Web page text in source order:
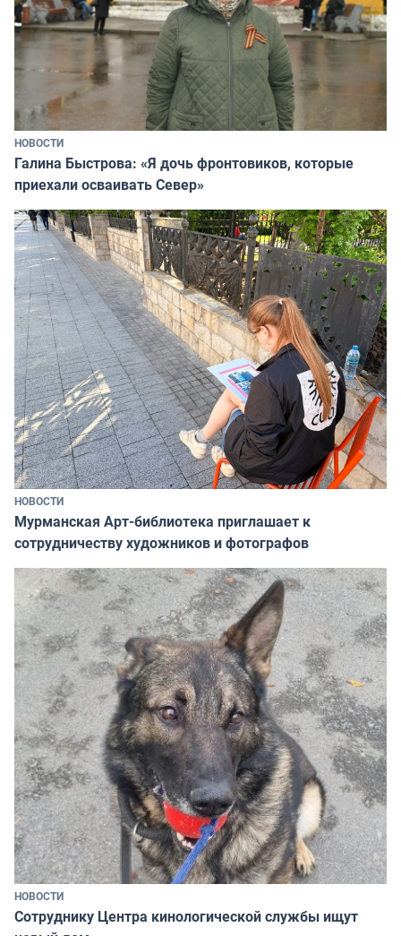
НОВОСТИ
Галина Быстрова: «Я дочь фронтовиков, которые
приехали осваивать Север»
НОВОСТИ
Мурманская Арт-библиотека приглашает к
сотрудничеству художников и фотографов
НОВОСТИ
Сотруднику Центра кинологической службы ищут